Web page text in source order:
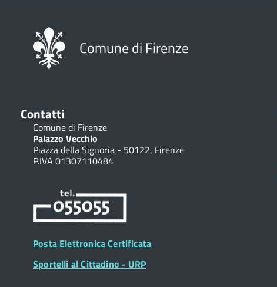
Comune di Firenze
Contatti
Comune di Firenze
Palazzo Vecchio
Piazza della Signoria - 50122, Firenze
P.IVA 01307110484
Posta Elettronica Certificata
Sportelli al Cittadino - URP